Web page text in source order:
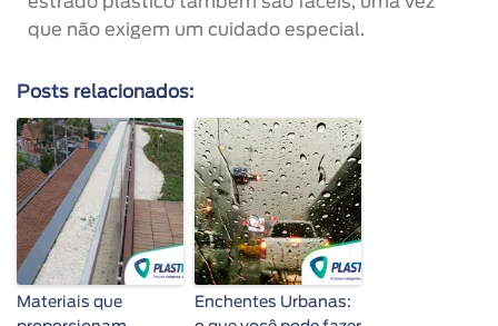
que não exigem um cuidado especial.
Posts relacionados:
Materiais que
Enchentes Urbanas: